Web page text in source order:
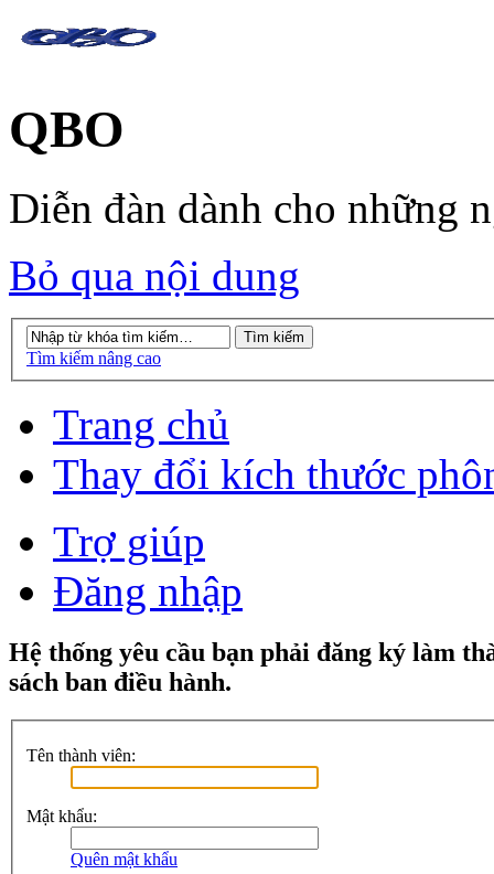
QBO
Diễn đàn dành cho những
Bỏ qua nội dung
Tìm kiếm nâng cao
Trang chủ
Thay đổi kích thước
Trợ giúp
Đăng nhập
Hệ thống yêu cầu bạn phải đăng ký làm
sách ban điều hành.
Tên thành viên:
Mật khẩu:
Quên mật khẩu